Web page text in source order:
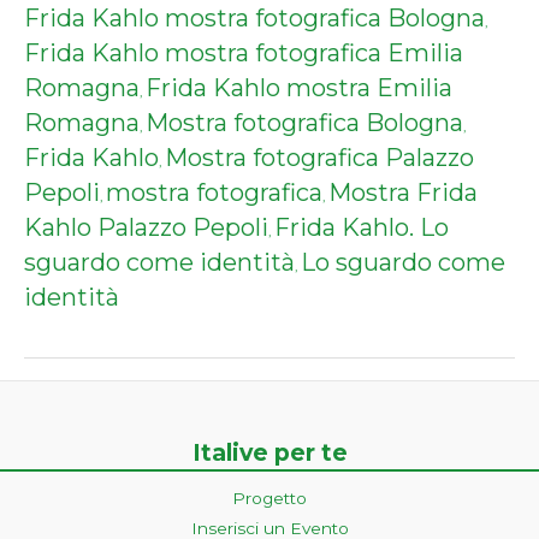
Frida Kahlo mostra fotografica Bologna,
Frida Kahlo mostra fotografica Emilia
Romagna, Frida Kahlo mostra Emilia
Romagna, Mostra fotografica Bologna,
Frida Kahlo, Mostra fotografica Palazzo
Pepoli, mostra fotografica, Mostra Frida
Kahlo Palazzo Pepoli, Frida Kahlo. Lo
sguardo come identità, Lo sguardo come
identità
Italive per te
Progetto
Inserisci un Evento